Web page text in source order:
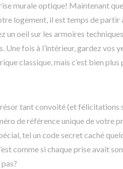
murale optique! Maintenant
logement, il est temps de partir
un oeil sur les armoires
Une fois à l’intérieur, gardez vos
classique, mais c’est bien
tant convoité (et félicitations
de référence unique de votre
tel un code secret caché
comme si chaque prise avait